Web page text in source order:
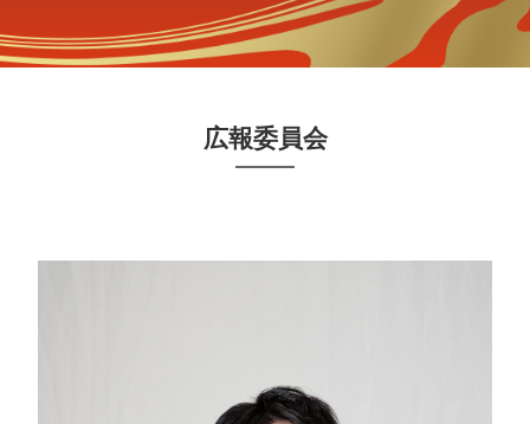
広報委員会